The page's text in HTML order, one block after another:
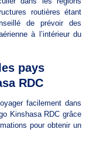
routières étant
de prévoir des
à l’intérieur du
pays
RDC
facilement dans
Kinshasa RDC grâce
pour obtenir un